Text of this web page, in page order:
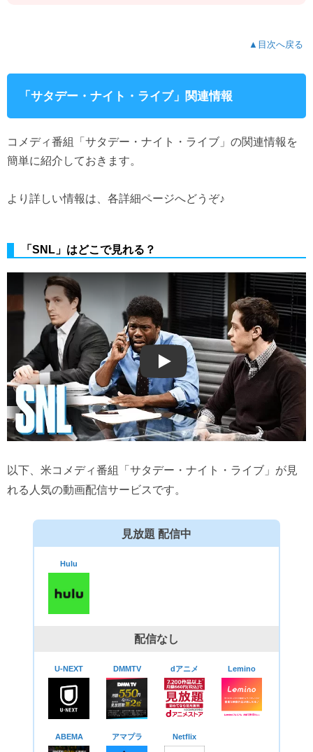
▲目次へ戻る
「サタデー・ナイト・ライブ」関連情報
コメディ番組「サタデー・ナイト・ライブ」の関連情報を
簡単に紹介しておきます。
より詳しい情報は、各詳細ページへどうぞ♪
「SNL」はどこで見れる？
Play
以下、米コメディ番組「サタデー・ナイト・ライブ」が見
れる人気の動画配信サービスです。
見放題 配信中
Hulu
配信なし
U-NEXT DMMTV dアニメ Lemino
ABEMA アマプラ Netflix